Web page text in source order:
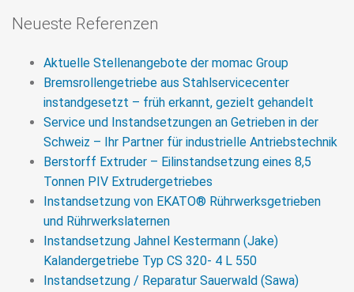
Instandsetzung PIV
Neufertigung von Verzahnung und
Getriebegehäuse
Instandsetzung eines PIV Krangetriebes /
Hubwerksgetriebes Typ D 355-2H, Neufertigung der
Verzahnung, Aufmaß des alten Gussgehäuses um
neue Getriebegehäuse für PIV D 355-2H
Krangetriebe zukünftig in Schweißkonstruktion
anbieten zu können.
>>> MEHR
Neueste Referenzen
Aktuelle Stellenangebote der momac Group
Bremsrollengetriebe aus Stahlservicecenter
instandgesetzt – früh erkannt, gezielt gehandelt
Service und Instandsetzungen an Getrieben in der
Schweiz – Ihr Partner für industrielle Antriebstechnik
Berstorff Extruder – Eilinstandsetzung eines 8,5
Tonnen PIV Extrudergetriebes
Instandsetzung von EKATO® Rührwerksgetrieben
und Rührwerkslaternen
Instandsetzung Jahnel Kestermann (Jake)
Kalandergetriebe Typ CS 320- 4 L 550
Instandsetzung / Reparatur Sauerwald (Sawa)